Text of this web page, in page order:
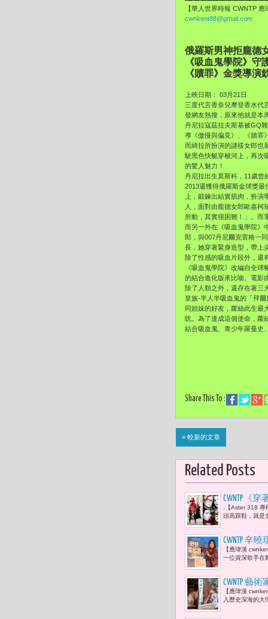
【華人世界時報 CWNTP
cwnkent88@gmail.com
俄羅斯男神拒龐德
《吸血鬼學院》守
《贖罪》金獎導演
上映日期： 03月21日
三度代言香奈兒摩登香水代
發網友熱搜，原來他就是本
丹尼拉寇茲拉夫斯基被GQ
導《傲慢與偏見》、《贖罪
而綺拉所扮演的謎樣女郎也
駛黑色快艇穿梭河上，再次
的驚人魅力！
丹尼拉出生莫斯科，11歲曾
2013還獲得俄羅斯金球獎
上，鍛鍊出結實肌肉，扮
人，面對由龐德女郎歐嘉
所動，其實很困難！」。而
而另一外在《吸血鬼學院》
郎，與007丹尼爾克雷格一
長，她穿著緊身造型，帶上
除了性感的吸血片段外，還
《吸血鬼學院》改編自全
的結合進化版來比喻。電影
除了人類之外，還存在著三
皇族-半人半吸血鬼的「拜
同姐妹的好友，蘿絲此生最
眈。為了達成這個使命，蘿
結合吸血鬼、青少年羅曼史
Share This To :
« 較新的文章
Related Posts
CWNTP《
娜·溫圖（
.【Aster 318
頭高跟鞋，就是
CWNTP 辛
了。」
【應瑋漢
一位資深歌手在
CWNTP 藝
受感動「
【應瑋漢
入歷史深海的大